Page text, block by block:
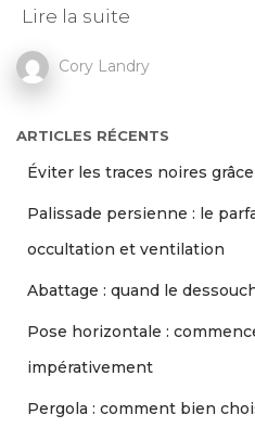
Lire la suite
Cory Landry
ARTICLES RÉCENTS
Éviter les traces noires
Palissade persienne : le
occultation et ventilation
Abattage : quand le
Pose horizontale :
impérativement
Pergola : comment bien